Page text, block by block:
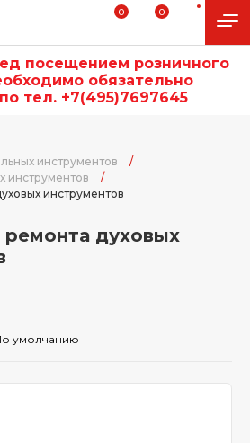
0 0
посещением розничного
обязательно
тел. +7(495)7697645
инструментов
/
инструментов
/
инструментов
ремонта духовых